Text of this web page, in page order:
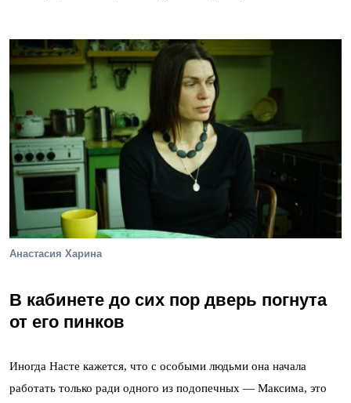
Анастасия Харина
В кабинете до сих пор дверь погнута
от его пинков
Иногда Насте кажется, что с особыми людьми она начала
работать только ради одного из подопечных — Максима, это